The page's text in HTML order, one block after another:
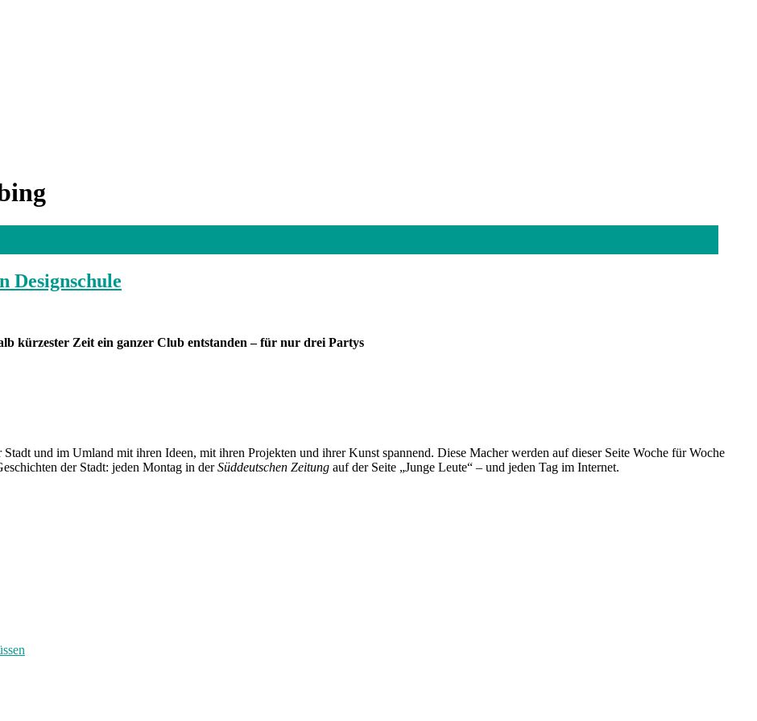
Designschule
kürzester Zeit ein ganzer Club entstanden – für nur drei Partys
und im Umland mit ihren Ideen, mit ihren Projekten und ihrer Kunst spannend. Diese Macher werden auf dieser Seite Woche für Woche
der Stadt: jeden Montag in derSüddeutschen Zeitung auf der Seite „Junge Leute“ – und jeden Tag im Internet.